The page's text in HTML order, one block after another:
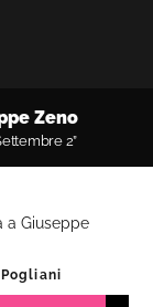
Zeno
2”
a Giuseppe